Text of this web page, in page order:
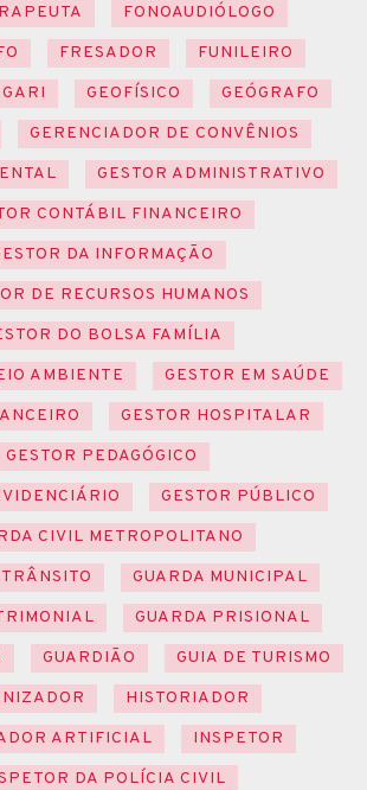
FONOAUDIÓLOGO
FRESADOR
FUNILEIRO
GARI GEOFÍSICO
GEÓGRAFO
GERENCIADOR DE CONVÊNIOS
GESTOR ADMINISTRATIVO
CONTÁBIL FINANCEIRO
DA INFORMAÇÃO
DE RECURSOS HUMANOS
DO BOLSA FAMÍLIA
AMBIENTE
GESTOR EM SAÚDE
GESTOR HOSPITALAR
GESTOR PEDAGÓGICO
GESTOR PÚBLICO
CIVIL METROPOLITANO
GUARDA MUNICIPAL
GUARDA PRISIONAL
GUARDIÃO
GUIA DE TURISMO
HISTORIADOR
ARTIFICIAL
INSPETOR
DA POLÍCIA CIVIL